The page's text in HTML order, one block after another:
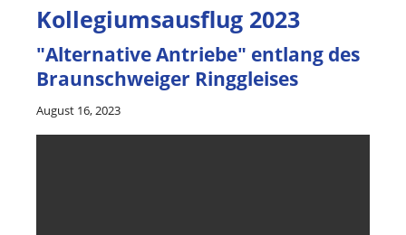
Kollegiumsausflug 2023
"Alternative Antriebe" entlang des
Braunschweiger Ringgleises
August 16, 2023